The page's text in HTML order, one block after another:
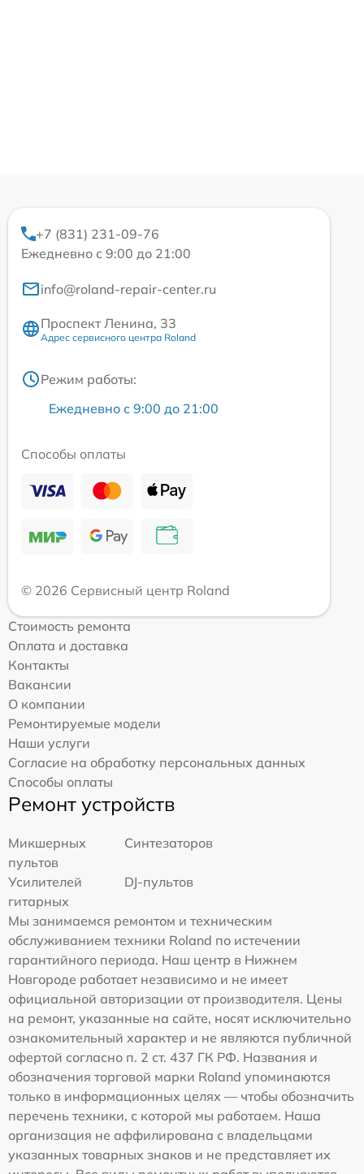
+7 (831) 231-09-76
Ежедневно с 9:00 до 21:00
info@roland-repair-center.ru
Проспект Ленина, 33
Адрес сервисного центра Roland
Режим работы:
Ежедневно с 9:00 до 21:00
Способы оплаты
© 2026 Сервисный центр Roland
Стоимость ремонта
Оплата и доставка
Контакты
Вакансии
О компании
Ремонтируемые модели
Наши услуги
Согласие на обработку персональных данных
Способы оплаты
Ремонт устройств
Микшерных
пультов
Синтезаторов
Усилителей
гитарных
DJ-пультов
Мы занимаемся ремонтом и техническим
обслуживанием техники Roland по истечении
гарантийного периода. Наш центр в Нижнем
Новгороде работает независимо и не имеет
официальной авторизации от производителя. Цены
на ремонт, указанные на сайте, носят исключительно
ознакомительный характер и не являются публичной
офертой согласно п. 2 ст. 437 ГК РФ. Названия и
обозначения торговой марки Roland упоминаются
только в информационных целях — чтобы обозначить
перечень техники, с которой мы работаем. Наша
организация не аффилирована с владельцами
указанных товарных знаков и не представляет их